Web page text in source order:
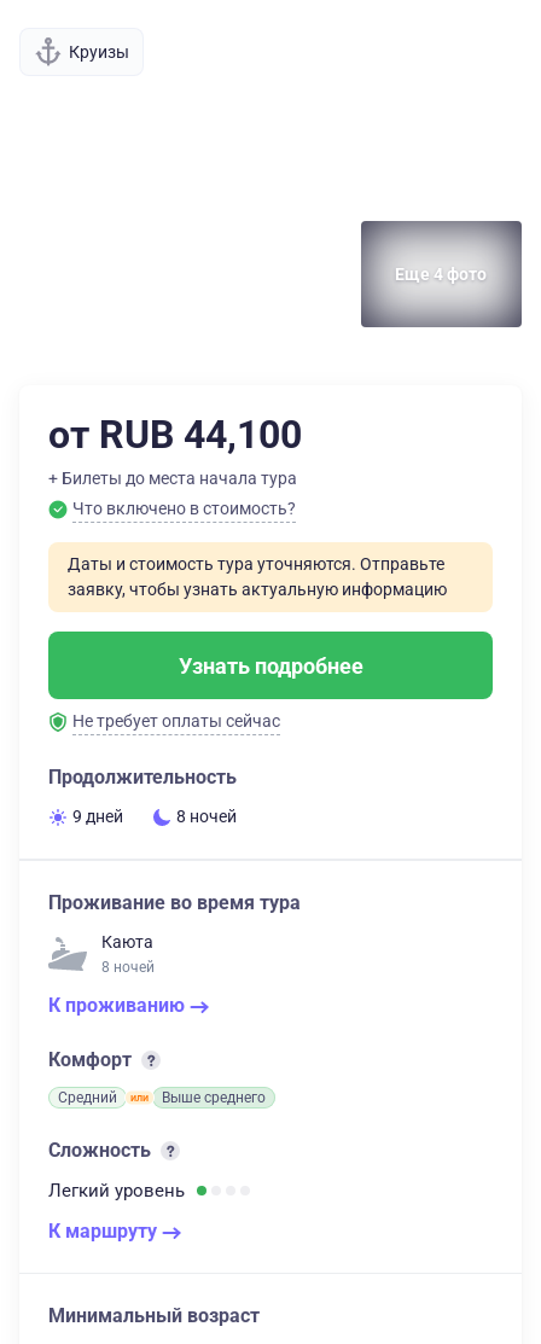
Круизы
Еще 4 фото
от RUB 44,100
+ Билеты до места начала тура
Что включено в стоимость?
Даты и стоимость тура уточняются. Отправьте
заявку, чтобы узнать актуальную информацию
Узнать подробнее
Не требует оплаты сейчас
Продолжительность
9 дней 8 ночей
Проживание во время тура
Каюта
8 ночей
К проживанию
Комфорт
Средний Выше среднего
Сложность
Легкий уровень
К маршруту
Минимальный возраст